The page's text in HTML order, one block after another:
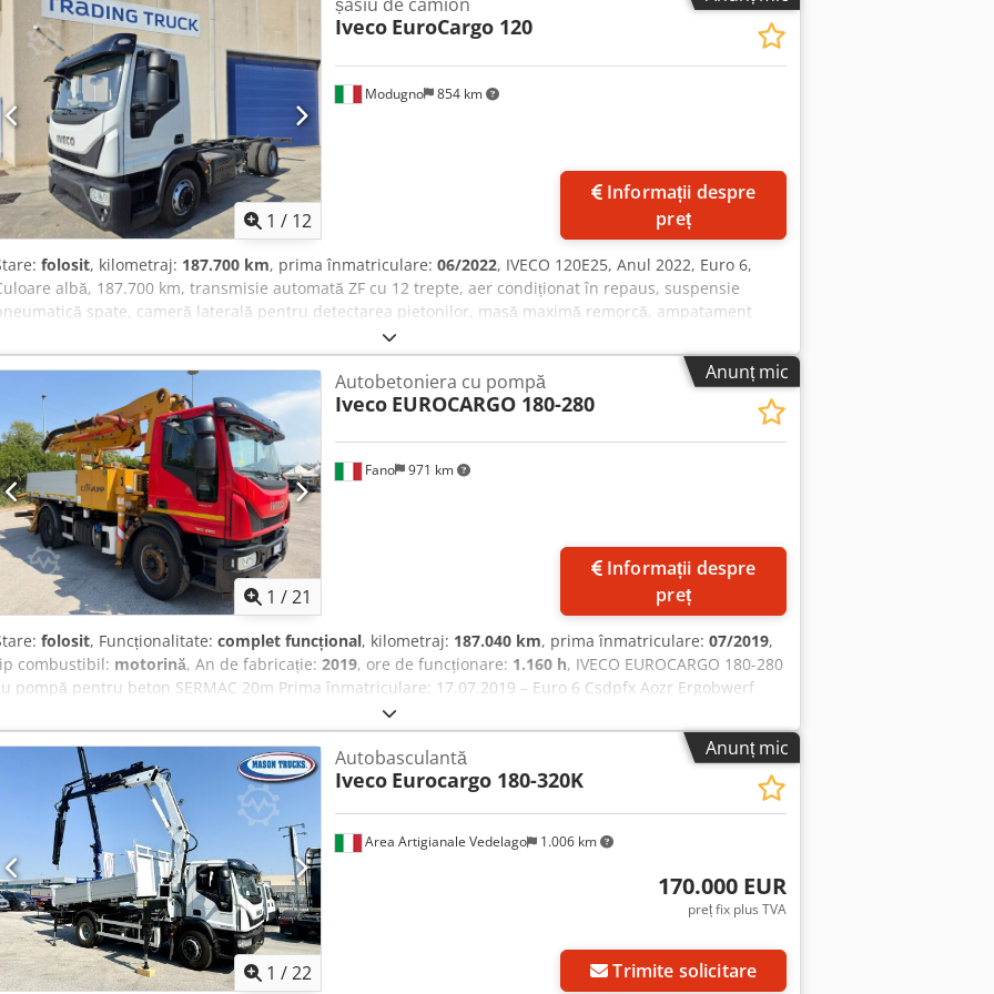
1 / 12
Modugno 854 km
șasiu de camion
Iveco EuroCargo 120
Informații despre
preț
folosit, kilometraj: 187.700 km, prima înmatriculare: 06/2022, IVECO 120E25, Anul 2022, Euro 6,
albă, 187.700 km, transmisie automată ZF cu 12 trepte, aer condiționat în repaus, suspensie
spate, cameră laterală pentru detectarea pietonilor, masă maximă remorcă, ampatament
Anunț mic
1 /21
Fano 971 km
Autobetoniera cu pompă
Iveco EUROCARGO 180-280
Informații despre
preț
folosit, Funcționalitate: complet funcțional, kilometraj: 187.040 km, prima înmatriculare: 07/2019,
combustibil: motorină, An de fabricație: 2019, ore de funcționare: 1.160 h, IVECO EUROCARGO 180-280
pompă pentru beton SERMAC 20m Prima înmatriculare: 17.07.2019 – Euro 6 Csdpfx Aozr Ergobwerf
Kilometraj: 187.040 km Echipare Sermac 4ZR20, ieșire 180 mm – braț de 20 m Ore de funcționare: 1.160
Anvelope: 60-70% Inspecție tehnică valabilă Stare bună Disponibil imediat EVALUĂM POSIBILITATEA DE
SCHIMB PENTRU VEHICULE DE ORICE MARCA, MAN, MERCEDES, DAF, RENAULT, VOLVO, SCANIA, CU
ECHIPAMENTE CIFA, SERMAC, PUTZMEISTER; SAU UTILAJ PENTRU MIȘCAREA TERENULUI CATERPILLAR, FIAT
HITACHI, KOMATSU.
Anunț mic
1 /22
Area Artigianale Vedelago 1.006 km
Autobasculantă
Iveco Eurocargo 180-320K
170.000 EUR
preț fix plus TVA
Trimite solicitare